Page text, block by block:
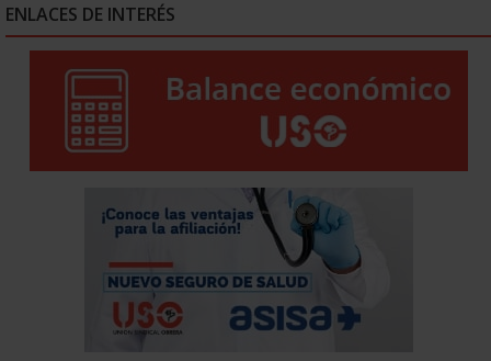
ENLACES DE INTERÉS